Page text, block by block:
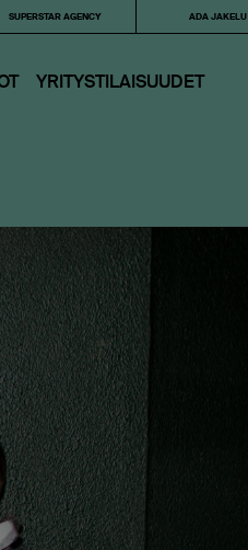
SUPERSTAR AGENCY ADA JAKELU
YRITYSTILAISUUDET